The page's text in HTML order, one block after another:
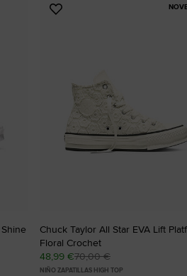
Añadir
Chuck Taylor All Star EVA Lift
Floral Crochet
48,99 €70,00 €
NIÑO ZAPATILLAS HIGH TOP